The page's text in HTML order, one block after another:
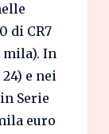
di CR7
mila). In
e nei
Serie
euro